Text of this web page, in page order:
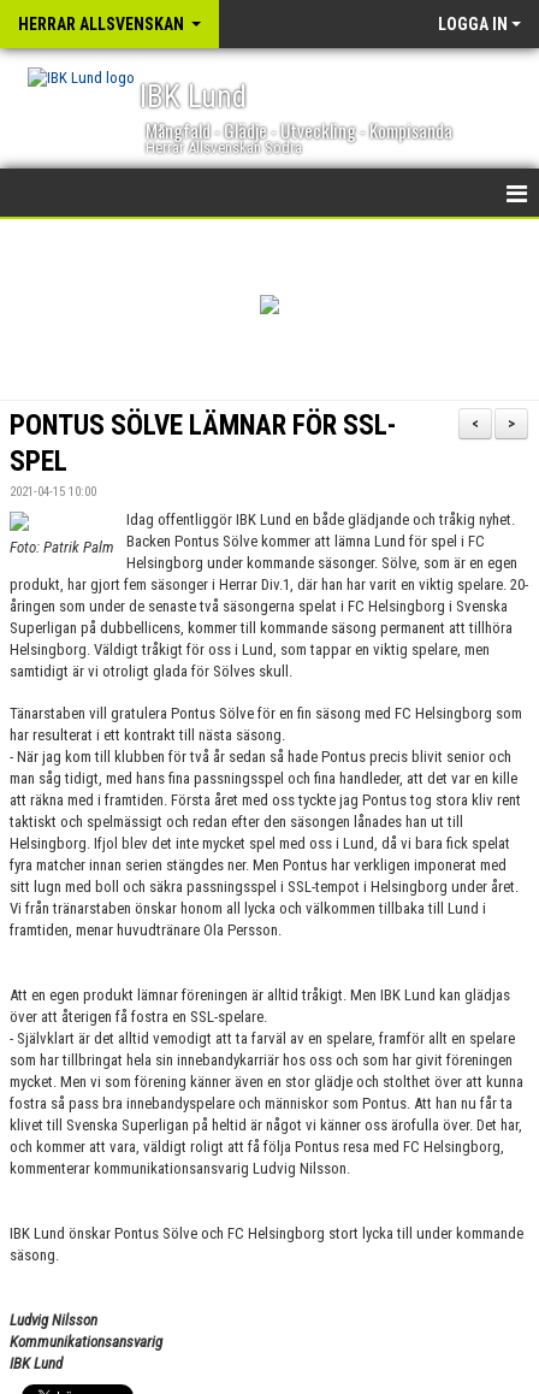
HERRAR ALLSVENSKAN LOGGA IN
IBK Lund
Mångfald - Glädje - Utveckling - Kompisanda
Herrar Allsvenskan Södra
GÄSTBOK
BILDGALLERI
KONTAKT
MATCHER
HERRAR ALLSVENSKAN 25/26
SKÅNEMÄSTERSKAPEN 21/22
>
<
PONTUS SÖLVE LÄMNAR FÖR SSL-
SPEL
2021-04-15 10:00
Foto: Patrik Palm
Idag offentliggör IBK Lund en både glädjande och tråkig nyhet.
Backen Pontus Sölve kommer att lämna Lund för spel i FC
Helsingborg under kommande säsonger. Sölve, som är en egen
produkt, har gjort fem säsonger i Herrar Div.1, där han har varit en viktig spelare. 20-
åringen som under de senaste två säsongerna spelat i FC Helsingborg i Svenska
Superligan på dubbellicens, kommer till kommande säsong permanent att tillhöra
Helsingborg. Väldigt tråkigt för oss i Lund, som tappar en viktig spelare, men
samtidigt är vi otroligt glada för Sölves skull.
Tänarstaben vill gratulera Pontus Sölve för en fin säsong med FC Helsingborg som
har resulterat i ett kontrakt till nästa säsong.
- När jag kom till klubben för två år sedan så hade Pontus precis blivit senior och
man såg tidigt, med hans fina passningsspel och fina handleder, att det var en kille
att räkna med i framtiden. Första året med oss tyckte jag Pontus tog stora kliv rent
taktiskt och spelmässigt och redan efter den säsongen lånades han ut till
Helsingborg. Ifjol blev det inte mycket spel med oss i Lund, då vi bara fick spelat
fyra matcher innan serien stängdes ner. Men Pontus har verkligen imponerat med
sitt lugn med boll och säkra passningsspel i SSL-tempot i Helsingborg under året.
Vi från tränarstaben önskar honom all lycka och välkommen tillbaka till Lund i
framtiden, menar huvudtränare Ola Persson.
Att en egen produkt lämnar föreningen är alltid tråkigt. Men IBK Lund kan glädjas
över att återigen få fostra en SSL-spelare.
- Självklart är det alltid vemodigt att ta farväl av en spelare, framför allt en spelare
som har tillbringat hela sin innebandykarriär hos oss och som har givit föreningen
mycket. Men vi som förening känner även en stor glädje och stolthet över att kunna
fostra så pass bra innebandyspelare och människor som Pontus. Att han nu får ta
klivet till Svenska Superligan på heltid är något vi känner oss ärofulla över. Det har,
och kommer att vara, väldigt roligt att få följa Pontus resa med FC Helsingborg,
kommenterar kommunikationsansvarig Ludvig Nilsson.
IBK Lund önskar Pontus Sölve och FC Helsingborg stort lycka till under kommande
säsong.
Ludvig Nilsson
Kommunikationsansvarig
IBK Lund